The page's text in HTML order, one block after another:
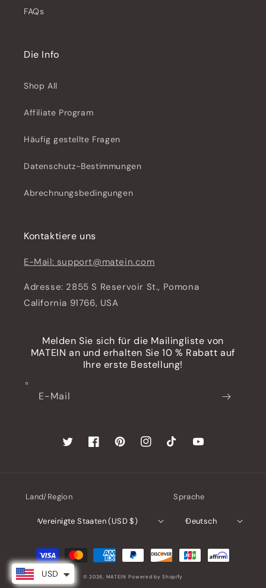
FAQs
Die Info
Shop All
Affiliate Program
Häufig gestellte Fragen
Datenschutz-Bestimmungen
Abrechnungsbedingungen
Kontaktiere uns
E-Mail: support@matein.com
Adresse: 2855 S Reservoir St., Pomona
California 91766, USA
Melden Sie sich für die Mailingliste von
MATEIN an und erhalten Sie 10 % Rabatt auf
Ihre erste Bestellung!
E-Mail
TwitterFacebookPinterestInstagramTikTok YouTube
Land/Region
Vereinigte Staaten (USD $)
Sprache
Deutsch
Zahlungsmethoden
© 2026, MATEIN Powered by Shopify
USD